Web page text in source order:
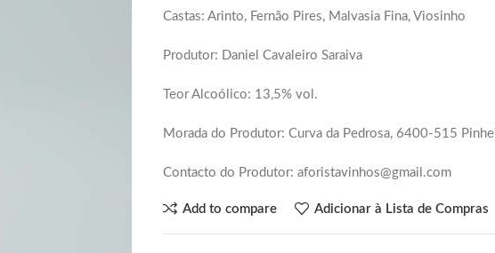
Castas: Arinto, Fernão Pires, Malvasia Fina, Viosinho
Produtor: Daniel Cavaleiro Saraiva
Teor Alcoólico: 13,5% vol.
Morada do Produtor: Curva da Pedrosa, 6400-515 Pinhel
Contacto do Produtor: aforistavinhos@gmail.com
Add to compare Adicionar à Lista de Compras